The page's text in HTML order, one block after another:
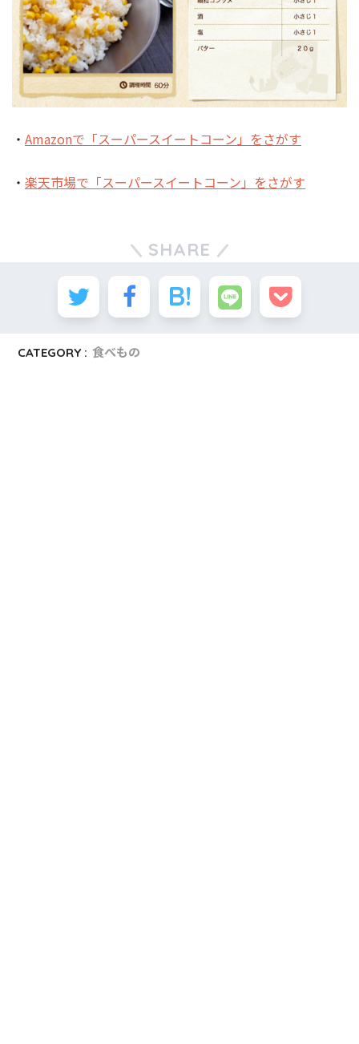
・ Amazonで「スーパースイートコーン」をさがす
・ 楽天市場で「スーパースイートコーン」をさがす
SHARE
CATEGORY : 食べもの